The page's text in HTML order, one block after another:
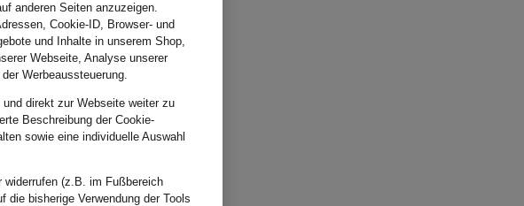
anderen Seiten anzuzeigen.
Cookie-ID, Browser- und
und Inhalte in unserem Shop,
Webseite, Analyse unserer
Werbeaussteuerung.
direkt zur Webseite weiter zu
Beschreibung der Cookie-
sowie eine individuelle Auswahl
widerrufen (z.B. im Fußbereich
die bisherige Verwendung der Tools